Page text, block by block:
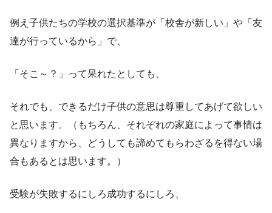
例え子供たちの学校の選択基準が「校舎が新しい」や「友
達が行っているから」で、
「そこ～？」って呆れたとしても、
それでも、できるだけ子供の意思は尊重してあげて欲しい
と思います。（もちろん、それぞれの家庭によって事情は
異なりますから、どうしても諦めてもらわざるを得ない場
合もあるとは思います。）
受験が失敗するにしろ成功するにしろ、